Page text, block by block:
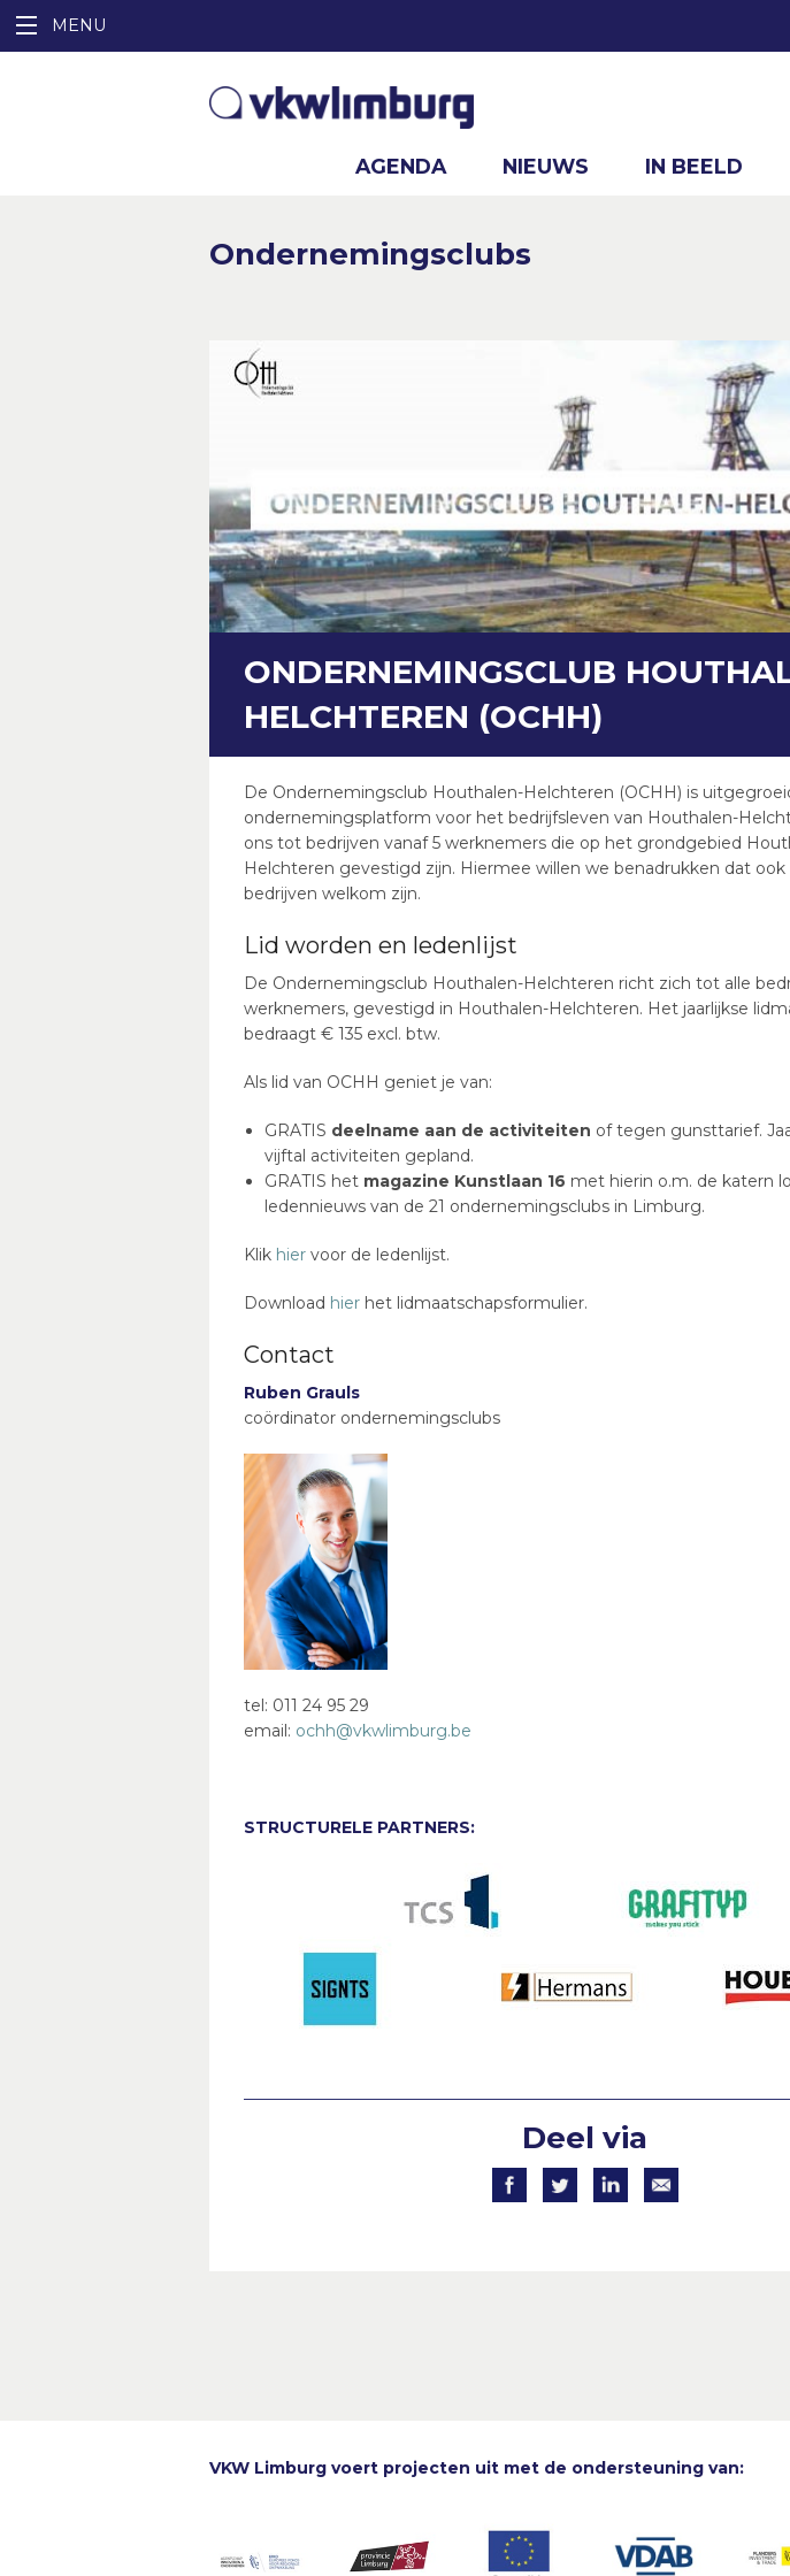
AGENDA NIEUWS IN BEELD
Ondernemingsclubs
ONDERNEMINGSCLUB
HELCHTEREN (OCHH)
De Ondernemingsclub Houthalen-Helchteren (OCHH) is
ondernemingsplatform voor het bedrijfsleven van Houthalen-
ons tot bedrijven vanaf 5 werknemers die op het grondgebied
Helchteren gevestigd zijn. Hiermee willen we benadrukken dat ook
bedrijven welkom zijn.
Lid worden en ledenlijst
De Ondernemingsclub Houthalen-Helchteren richt zich tot alle
werknemers, gevestigd in Houthalen-Helchteren. Het jaarlijkse
bedraagt € 135 excl. btw.
Als lid van OCHH geniet je van:
GRATIS deelname aan de activiteiten of tegen gunsttarief.
vijftal activiteiten gepland.
GRATIS het magazine Kunstlaan 16 met hierin o.m. de katern
ledennieuws van de 21 ondernemingsclubs in Limburg.
Klik hier voor de ledenlijst.
Download hier het lidmaatschapsformulier.
Contact
Ruben Grauls
coördinator ondernemingsclubs
tel: 011 24 95 29
email: ochh@vkwlimburg.be
STRUCTURELE PARTNERS:
Deel via
VKW Limburg voert projecten uit met de ondersteuning van: